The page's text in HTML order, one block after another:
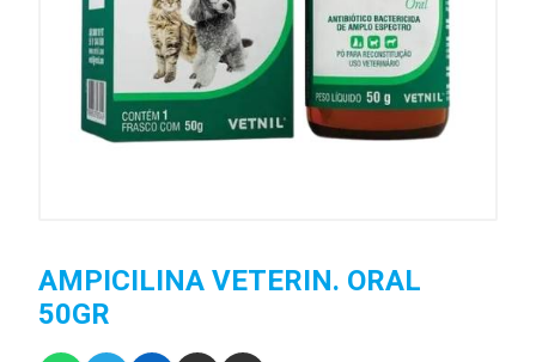
AMPICILINA VETERIN. ORAL
50GR